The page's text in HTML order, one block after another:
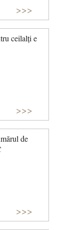
>>>
ceilalți e
>>>
de
>>>